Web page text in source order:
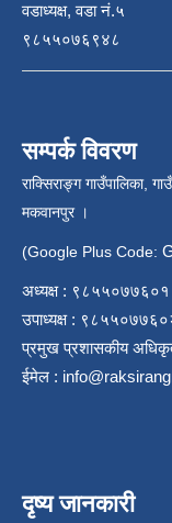
वडाध्यक्ष, वडा नं.५
९८५५०७६९४८
सम्पर्क विवरण
राक्सिराङ्ग गाउँपालिका,
मकवानपुर ।
(Google Plus Code:
अध्यक्ष : ९८५५०७७६०१
उपाध्यक्ष :
प्रमुख प्रशासकीय
ईमेल :
दृष्य जानकारी